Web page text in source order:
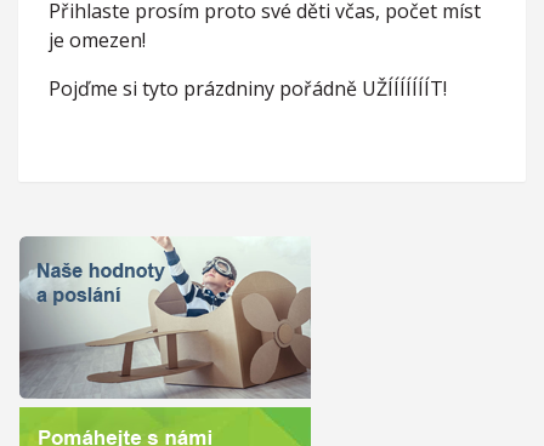
Přihlaste prosím proto své děti včas, počet míst
je omezen!
Pojďme si tyto prázdniny pořádně UŽÍÍÍÍÍÍÍT!